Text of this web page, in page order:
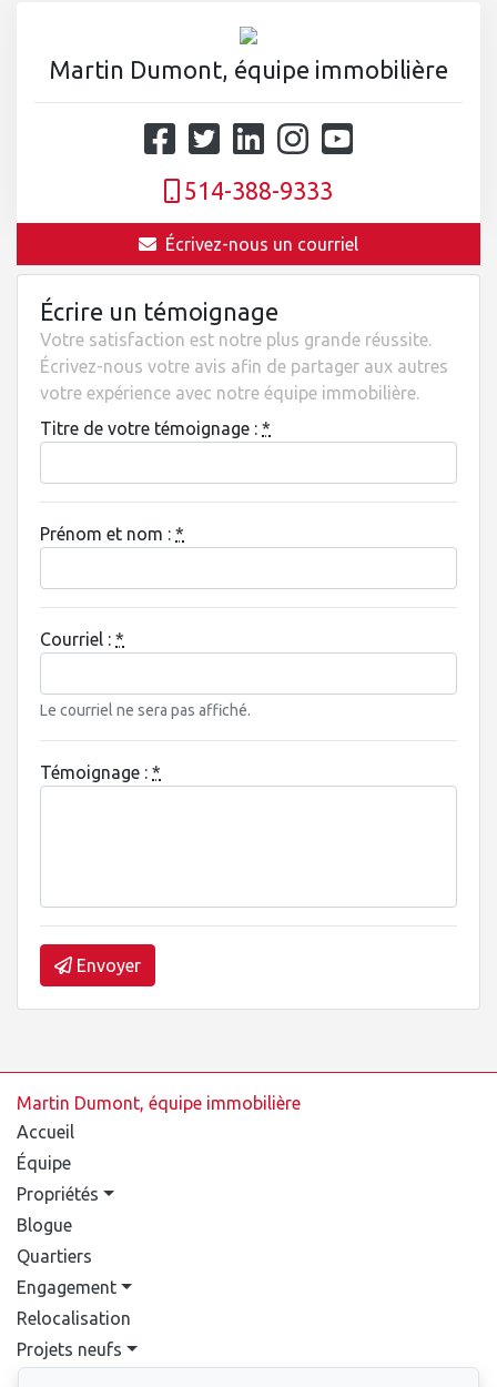
Martin Dumont, équipe immobilière
514-388-9333
Écrivez-nous un courriel
Écrire un témoignage
Votre satisfaction est notre plus grande réussite.
Écrivez-nous votre avis afin de partager aux autres
votre expérience avec notre équipe immobilière.
Titre de votre témoignage : *
Prénom et nom : *
Courriel : *
Le courriel ne sera pas affiché.
Témoignage : *
Envoyer
Martin Dumont, équipe immobilière
Accueil
Équipe
Propriétés
Blogue
Quartiers
Engagement
Relocalisation
Projets neufs